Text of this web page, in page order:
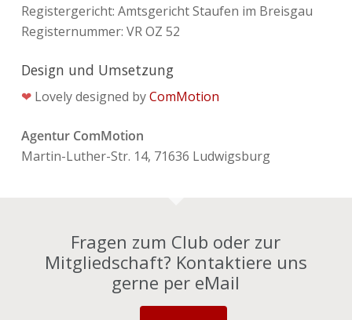
Registergericht: Amtsgericht Staufen im Breisgau
Registernummer: VR OZ 52
Design und Umsetzung
❤Lovely designed byComMotion
Agentur ComMotion
Martin-Luther-Str. 14, 71636 Ludwigsburg
Fragen zum Club oder zur
Mitgliedschaft? Kontaktiere uns
gerne per eMail